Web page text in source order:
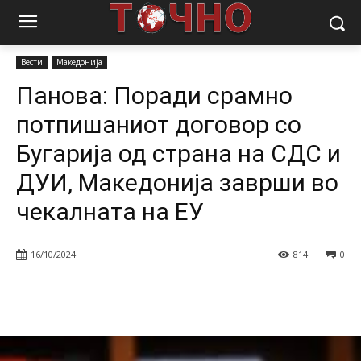
Почетна
Панова: Поради срамно потпишаниот договор
Вести Македонија
Панова: Поради срамно
потпишаниот договор со
Бугарија од страна на СДС и
ДУИ, Македонија заврши во
чекалната на ЕУ
16/10/2024 0
814